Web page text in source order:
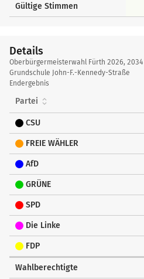
Gültige Stimmen
Details
Details
Oberbürgermeisterwahl Fürth 2026,
Grundschule John-F.-Kennedy-Straße
Endergebnis
Partei
CSU
FREIE WÄHLER
AfD
GRÜNE
SPD
Die Linke
FDP
Wahlberechtigte